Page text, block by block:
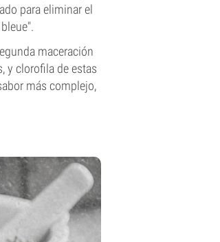
para eliminar el
maceración
y clorofila de estas
más complejo,